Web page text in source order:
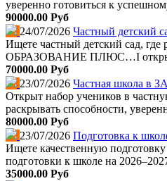
уверенно готовиться к
90000.00 Руб
24/07/2026 Частный
Ищете частный детский сад, где
ОБРАЗОВАНИЕ ПЛЮС…I
70000.00 Руб
23/07/2026 Частная школа в
Открыт набор учеников в
раскрывать способности,
80000.00 Руб
23/07/2026 Подготовка к
Ищете качественную
подготовки к школе на
35000.00 Руб